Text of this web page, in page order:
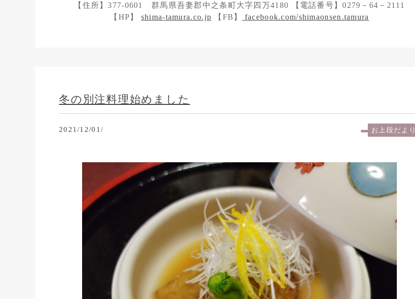
【住所】377-0601 群馬県吾妻郡中之条町大字四万4180 【電話番号】0279－64－2111
【HP】 shima-tamura.co.jp 【FB】 facebook.com/shimaonsen.tamura
冬の別注料理始めました
2021/12/01/ お上段だより